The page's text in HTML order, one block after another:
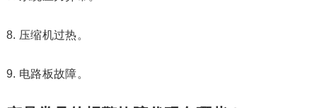
8. 压缩机过热。
9. 电路板故障。